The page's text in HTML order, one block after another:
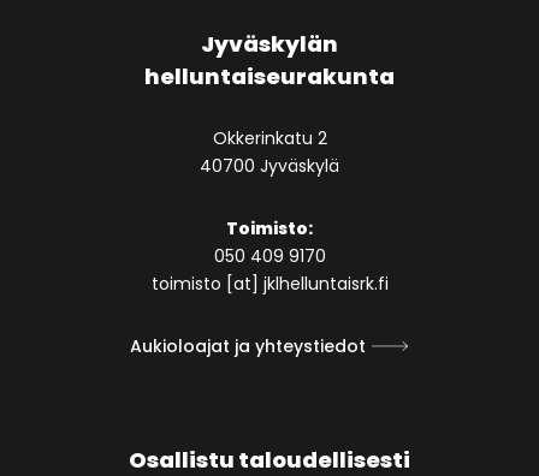
Jyväskylän
helluntaiseurakunta
Okkerinkatu 2
40700 Jyväskylä
Toimisto:
050 409 9170
toimisto [at] jklhelluntaisrk.fi
Aukioloajat ja yhteystiedot
Osallistu taloudellisesti